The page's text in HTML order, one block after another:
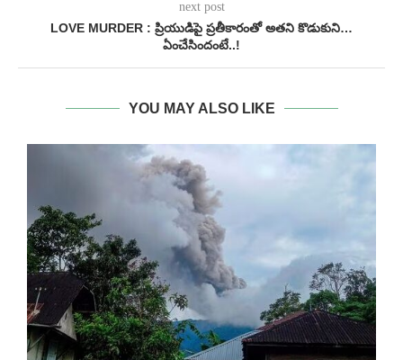
next post
LOVE MURDER : ప్రియుడిపై ప్రతీకారంతో అతని కొడుకుని…
ఏంచేసిందంటే..!
YOU MAY ALSO LIKE